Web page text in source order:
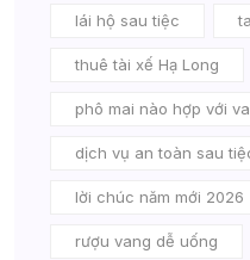
lái hộ sau tiệc
thuê tài xế Hạ Long
phô mai nào hợp với
dịch vụ an toàn sau
lời chúc năm mới 2026
rượu vang dễ uống